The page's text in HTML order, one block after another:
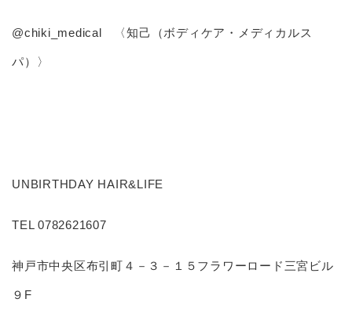
@chiki_medical 〈知己（ボディケア・メディカルス
パ）〉
UNBIRTHDAY HAIR&LIFE
TEL 0782621607
神戸市中央区布引町４－３－１５フラワーロード三宮ビル
９F